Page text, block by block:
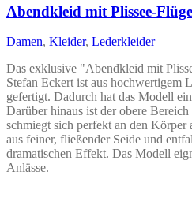
auf.
Die
Optionen
können
auf
der
Produktseite
gewählt
werden
Abendkleid mit Plissee-
Damen, Kleider, Lederkleider
Das exklusive "Abendkleid mit
Stefan Eckert ist aus hochwertigem
gefertigt. Dadurch hat das Modell
Darüber hinaus ist der obere
schmiegt sich perfekt an den Körper
aus feiner, fließender Seide und
dramatischen Effekt. Das Modell
Anlässe.